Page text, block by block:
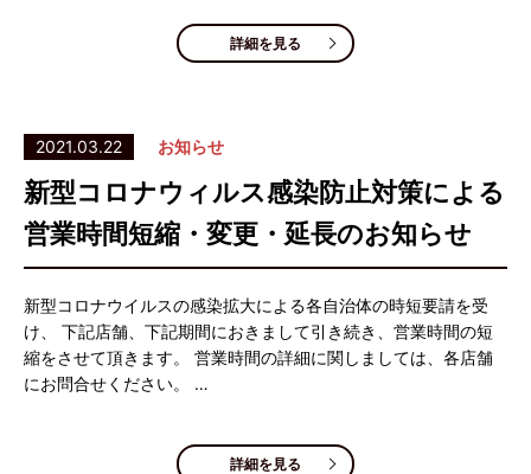
詳細を見る
2021.03.22 お知らせ
新型コロナウィルス感染防止対策による
営業時間短縮・変更・延長のお知らせ
新型コロナウイルスの感染拡大による各自治体の時短要請を受
け、 下記店舗、下記期間におきまして引き続き、営業時間の短
縮をさせて頂きます。 営業時間の詳細に関しましては、各店舗
にお問合せください。 …
詳細を見る